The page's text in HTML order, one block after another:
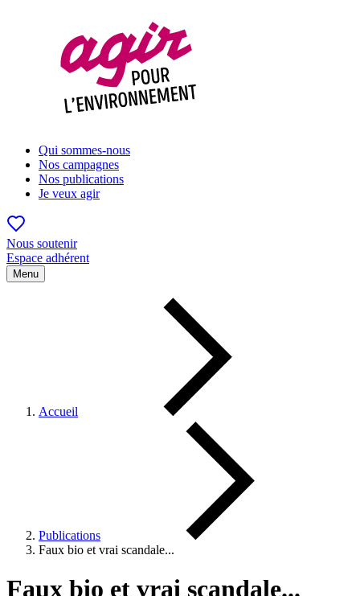
Qui sommes-nous
Nos campagnes
Nos publications
Je veux agir
Nous soutenir
Espace adhérent
Menu
Accueil
Publications
Faux bio et vrai scandale...
Faux bio et vrai scandale...